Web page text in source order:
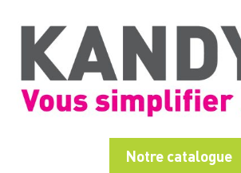
Notre catalogue